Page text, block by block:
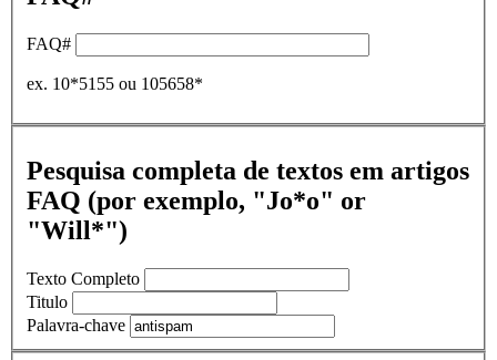
FAQ#
ex. 10*5155 ou 105658*
Pesquisa completa de textos em artigos
FAQ (por exemplo, "Jo*o" or
"Will*")
Texto Completo
Titulo
Palavra-chave